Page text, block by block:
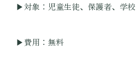
▶対象：児童生徒、保護者、学
▶費用：無料